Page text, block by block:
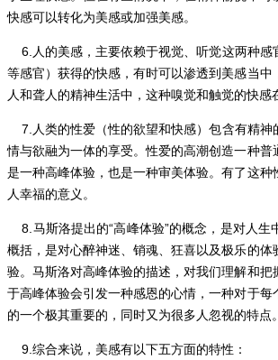
快感可以转化为美感或加强美感。
6.人的美感，主要依赖于视觉、听觉这两种
等感官）获得的快感，有时可以渗透到美感当
人和聋人的精神生活中，这种嗅觉和触觉的快感
7.人类的性爱（性的欲望和快感）包含有精神
情与欲融为一体的享受。性爱的高潮创造一种
是一种高峰体验，也是一种审美体验。有了这
人幸福的意义。
8.马斯洛提出的“高峰体验”的概念，是对人
概括，是对心醉神迷、销魂、狂喜以及极乐的
验。马斯洛对高峰体验的描述，对我们理解和
于高峰体验会引发一种感恩的心情，一种对于
的一个极其重要的，同时又为很多人忽视的特点。
9.综合来说，美感有以下五方面的特性：